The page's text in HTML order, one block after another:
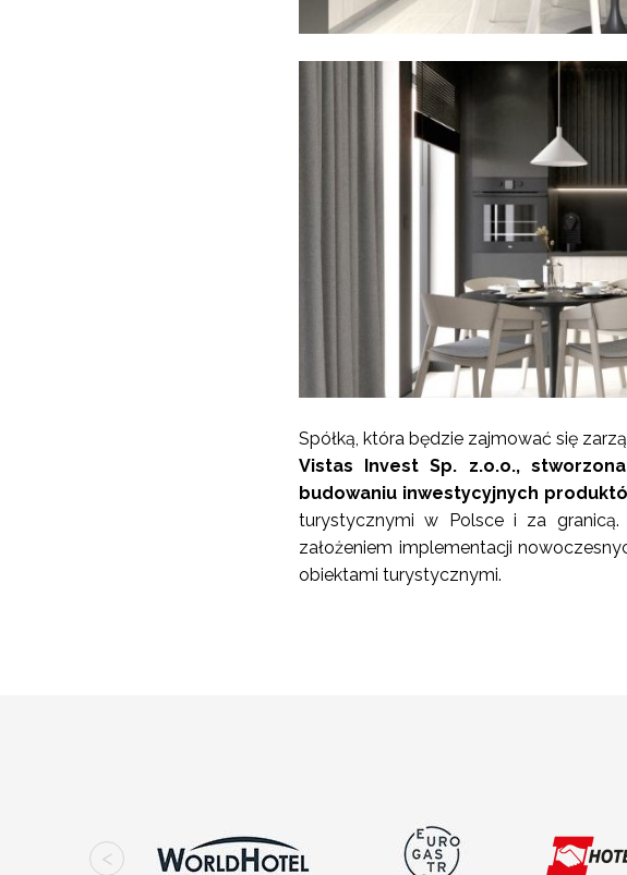
Spółką, która będzie zajmować się
Vistas Invest Sp. z.o.o.,
budowaniu inwestycyjnych
turystycznymi w Polsce i za
założeniem implementacji
obiektami turystycznymi.